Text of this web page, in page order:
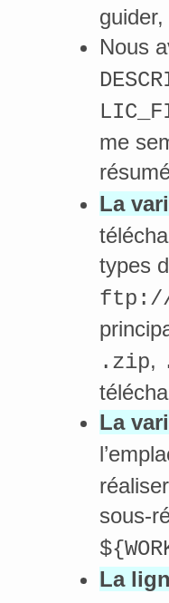
Nous
me
La
types
.zip,
La
sous-
La